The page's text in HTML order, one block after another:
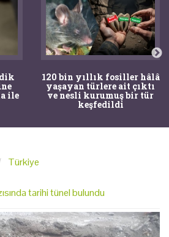
ile
120 bin yıllık fosiller hâlâ
yaşayan türlere ait çıktı
ve nesli kurumuş bir tür
keşfedildi
Türkiye
tarihi tünel bulundu